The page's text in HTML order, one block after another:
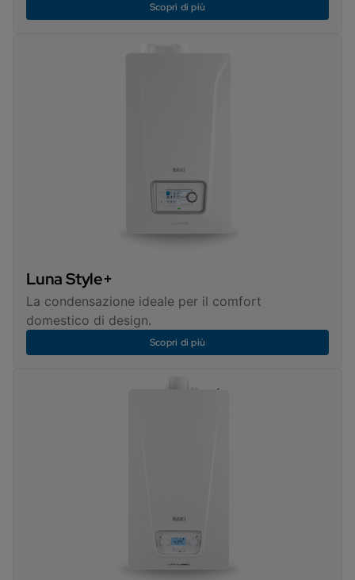
Scopri di più
Luna Style+
La condensazione ideale per il comfort
domestico di design.
Scopri di più